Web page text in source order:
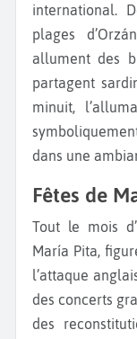
international.
plages
allument des
partagent
minuit,
dans une
Fêtes de
Tout le mois d’août, la ville célèbre son héroïne
María Pita,
l’attaque
des concerts
des